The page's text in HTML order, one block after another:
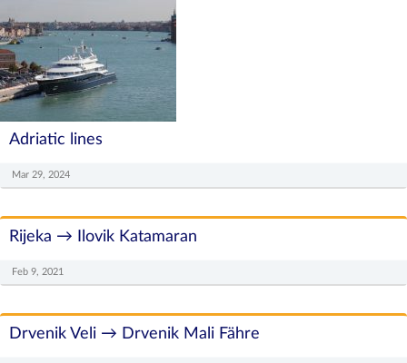
Adriatic lines
Mar 29, 2024
Rijeka → Ilovik Katamaran
Feb 9, 2021
Drvenik Veli → Drvenik Mali Fähre